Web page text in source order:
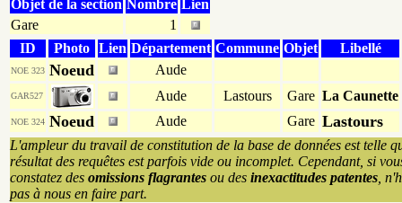
Objet de la section Nombre Lien
Gare
1
ID
Photo Lien Département Commune Objet Libellé
NOE 323 Noeud Aude
GAR527 Aude Lastours Gare La Caunette
NOE 324 Noeud Aude Gare Lastours
L'ampleur du travail de constitution de la base de données est telle
résultat des requêtes est parfois vide ou incomplet. Cependant, si
constatez des omissions flagrantes ou des inexactitudes patentes ,
pas à nous en faire part.